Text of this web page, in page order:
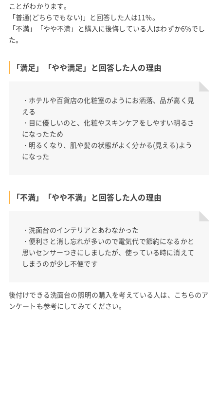
ことがわかります。
「普通(どちらでもない)」と回答した人は11%。
「不満」「やや不満」と購入に後悔している人はわずか6%でし
た。
「満足」「やや満足」と回答した人の理由
・ホテルや百貨店の化粧室のようにお洒落、品が高く見
える
・目に優しいのと、化粧やスキンケアをしやすい明るさ
になったため
・明るくなり、肌や髪の状態がよく分かる(見える)よう
になった
「不満」「やや不満」と回答した人の理由
・洗面台のインテリアとあわなかった
・便利さと消し忘れが多いので電気代で節約になるかと
思いセンサーつきにしましたが、使っている時に消えて
しまうのが少し不便です
後付けできる洗面台の照明の購入を考えている人は、こちらのア
ンケートも参考にしてみてください。